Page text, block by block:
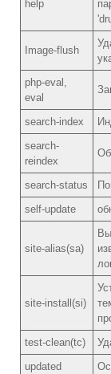
help
Image-flush
php-eval,
eval
search-index
search-
reindex
search-status
self-update
site-alias(sa)
site-install(si)
test-clean(tc)
updated